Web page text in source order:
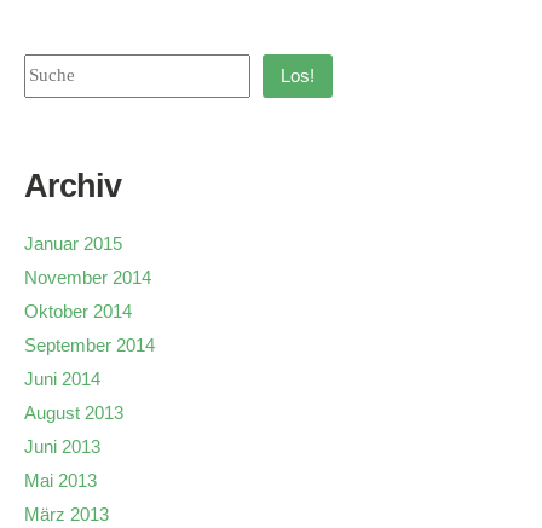
Los!
Archiv
Januar 2015
November 2014
Oktober 2014
September 2014
Juni 2014
August 2013
Juni 2013
Mai 2013
März 2013